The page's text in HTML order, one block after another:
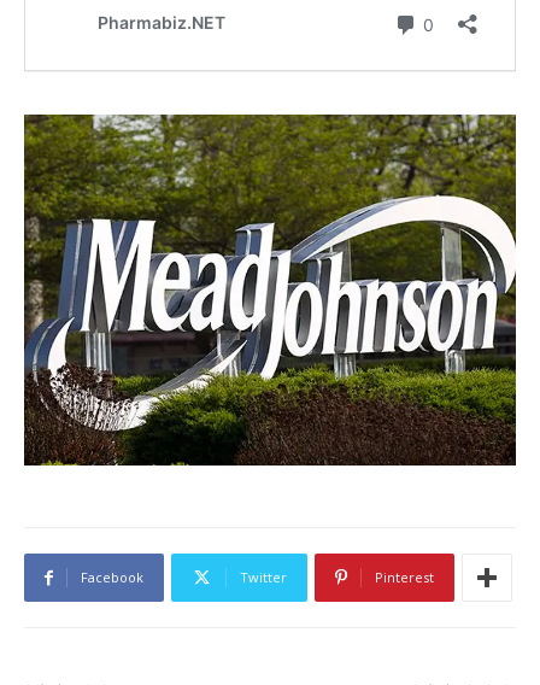
Facebook Twitter Pinterest